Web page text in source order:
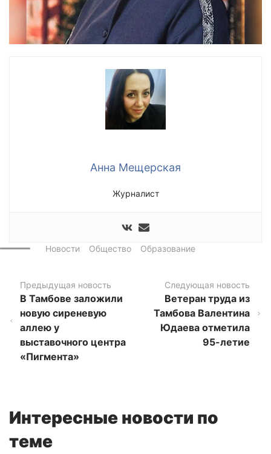
Анна Мещерская
Журналист
Новости Общество Образование
Предыдущая новость
В Тамбове заложили
новую сиреневую
аллею у
выставочного центра
«Пигмента»
Следующая новость
Ветеран труда из
Тамбова Валентина
Юдаева отметила
95-летие
Интересные новости по
теме